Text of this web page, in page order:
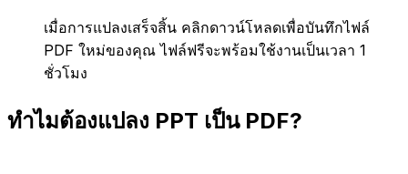
เมื่อการแปลงเสร็จสิ้น คลิกดาวน์โหลดเพื่อบันทึกไฟล์
PDF ใหม่ของคุณ ไฟล์ฟรีจะพร้อมใช้งานเป็นเวลา 1
ชั่วโมง
ทำไมต้องแปลง PPT เป็น PDF?